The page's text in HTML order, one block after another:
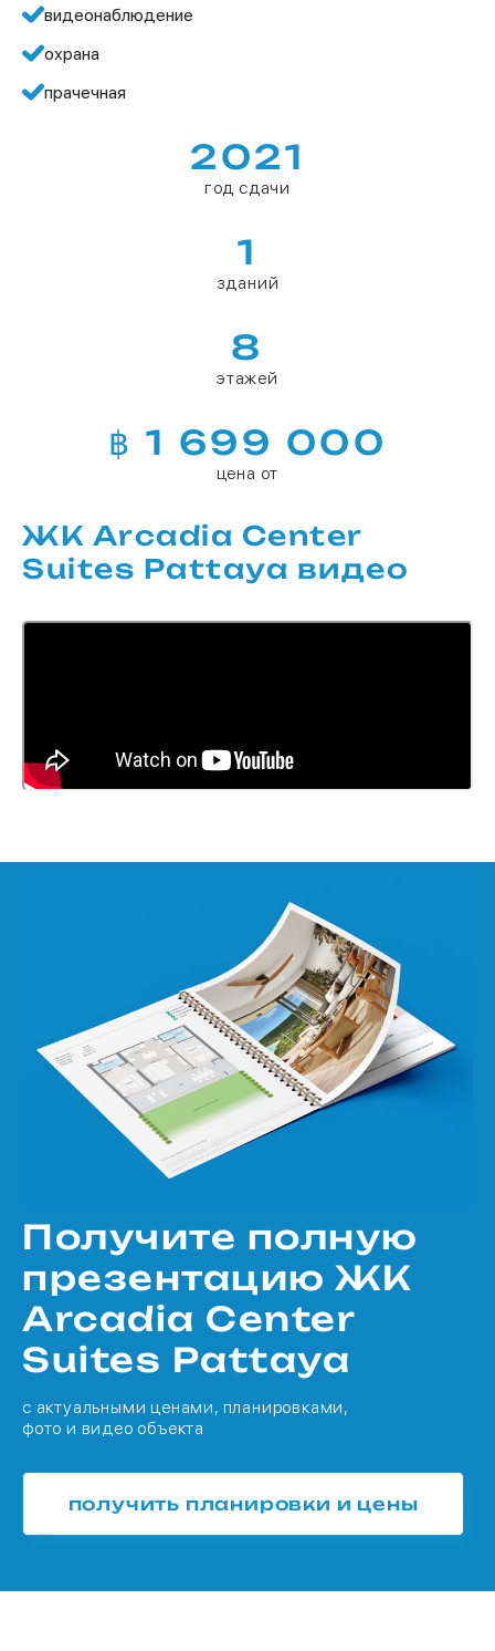
видеонаблюдение
охрана
прачечная
2021
год сдачи
1
зданий
8
этажей
฿ 1 699 000
цена от
ЖК Arcadia Center
Suites Pattaya видео
Получите полную
презентацию ЖК
Arcadia Center
Suites Pattaya
с актуальными ценами, планировками,
фото и видео объекта
получить планировки и цены